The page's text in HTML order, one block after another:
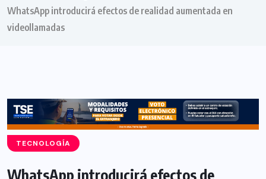
WhatsApp introducirá efectos de realidad aumentada en
videollamadas
TECNOLOGÍA
WhatsApp introducirá efectos de